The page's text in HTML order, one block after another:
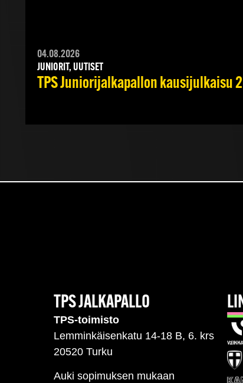
04.08.2026
JUNIORIT, UUTISET
TPS Juniorijalkapallon kausijulkaisu
TPS JALKAPALLO
TPS-toimisto
Lemminkäisenkatu 14-18 B, 6. krs
20520 Turku
Auki sopimuksen mukaan